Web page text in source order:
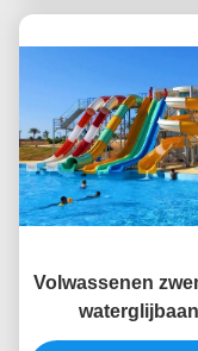
Volwassenen
waterglijbaan
accessoires